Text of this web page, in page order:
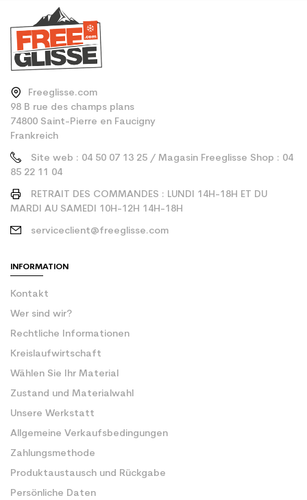
Freeglisse.com
98 B rue des champs plans
74800 Saint-Pierre en Faucigny
Frankreich
Site web : 04 50 07 13 25 / Magasin Freeglisse Shop : 04
85 22 11 04
RETRAIT DES COMMANDES : LUNDI 14H-18H ET DU
MARDI AU SAMEDI 10H-12H 14H-18H
serviceclient@freeglisse.com
INFORMATION
Kontakt
Wer sind wir?
Rechtliche Informationen
Kreislaufwirtschaft
Wählen Sie Ihr Material
Zustand und Materialwahl
Unsere Werkstatt
Allgemeine Verkaufsbedingungen
Zahlungsmethode
Produktaustausch und Rückgabe
Persönliche Daten